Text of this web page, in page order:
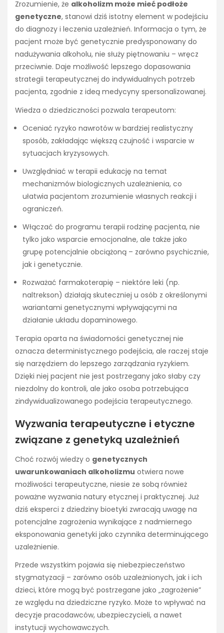
Zrozumienie, że alkoholizm może mieć podłoże
genetyczne, stanowi dziś istotny element w podejściu
do diagnozy i leczenia uzależnień. Informacja o tym, że
pacjent może być genetycznie predysponowany do
nadużywania alkoholu, nie służy piętnowaniu – wręcz
przeciwnie. Daje możliwość lepszego dopasowania
strategii terapeutycznej do indywidualnych potrzeb
pacjenta, zgodnie z ideą medycyny spersonalizowanej.
Wiedza o dziedziczności pozwala terapeutom:
Oceniać ryzyko nawrotów w bardziej realistyczny
sposób, zakładając większą czujność i wsparcie w
sytuacjach kryzysowych.
Uwzględniać w terapii edukację na temat
mechanizmów biologicznych uzależnienia, co
ułatwia pacjentom zrozumienie własnych reakcji i
ograniczeń.
Włączać do programu terapii rodzinę pacjenta, nie
tylko jako wsparcie emocjonalne, ale także jako
grupę potencjalnie obciążoną – zarówno psychicznie,
jak i genetycznie.
Rozważać farmakoterapię – niektóre leki (np.
naltrekson) działają skuteczniej u osób z określonymi
wariantami genetycznymi wpływającymi na
działanie układu dopaminowego.
Terapia oparta na świadomości genetycznej nie
oznacza deterministycznego podejścia, ale raczej staje
się narzędziem do lepszego zarządzania ryzykiem.
Dzięki niej pacjent nie jest postrzegany jako słaby czy
niezdolny do kontroli, ale jako osoba potrzebująca
zindywidualizowanego podejścia terapeutycznego.
Wyzwania terapeutyczne i etyczne
związane z genetyką uzależnień
Choć rozwój wiedzy o genetycznych
uwarunkowaniach alkoholizmu otwiera nowe
możliwości terapeutyczne, niesie ze sobą również
poważne wyzwania natury etycznej i praktycznej. Już
dziś eksperci z dziedziny bioetyki zwracają uwagę na
potencjalne zagrożenia wynikające z nadmiernego
eksponowania genetyki jako czynnika determinującego
uzależnienie.
Przede wszystkim pojawia się niebezpieczeństwo
stygmatyzacji – zarówno osób uzależnionych, jak i ich
dzieci, które mogą być postrzegane jako „zagrożenie”
ze względu na dziedziczne ryzyko. Może to wpływać na
decyzje pracodawców, ubezpieczycieli, a nawet
instytucji wychowawczych.